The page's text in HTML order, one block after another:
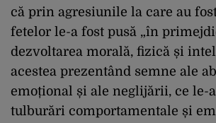
că prin agresiunile la care au
fetelor le-a fost pusă „în
dezvoltarea morală, fizică și
acestea prezentând semne ale
emoțional și ale neglijării, ce le-
tulburări comportamentale și